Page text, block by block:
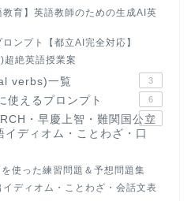
教育】英語教師のための生成AI英
ンプト【都立AI完全対応】
絶英語授業案
verbs)一覧 3
使えるプロンプト 6
・早慶上智・難関国公立
イディオム・ことわざ・口
22
使った練習問題＆予想問題集
ディオム・ことわざ・会話文表